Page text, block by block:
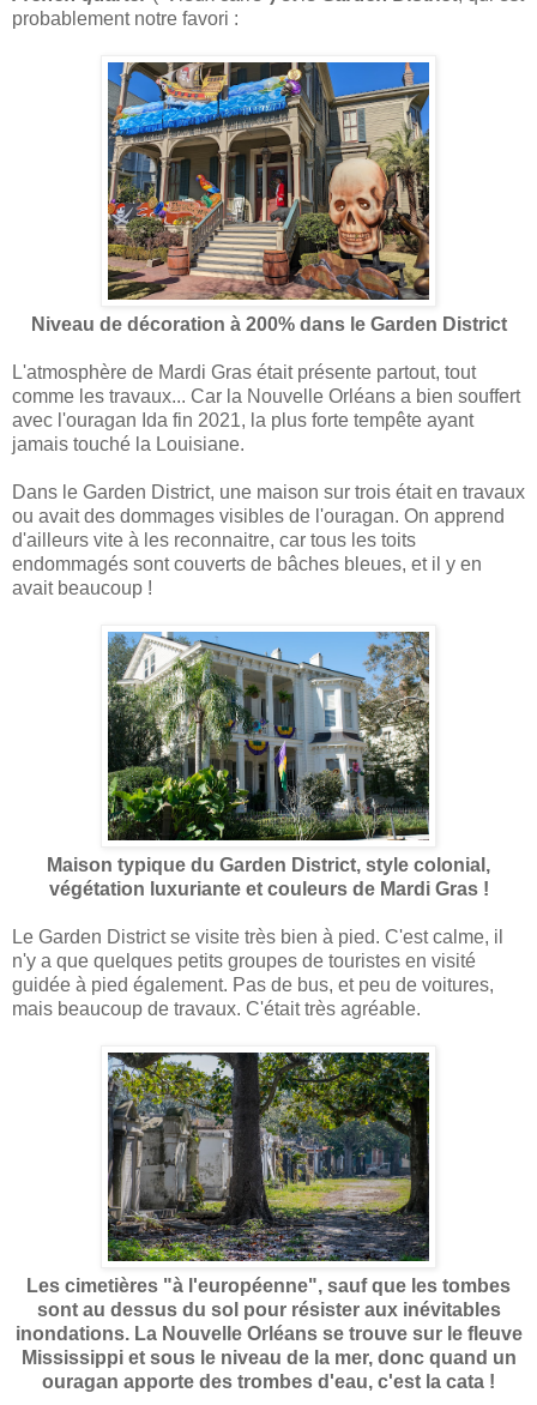
probablement notre favori :
Niveau de décoration à 200% dans le Garden District
L'atmosphère de Mardi Gras était présente partout, tout
comme les travaux... Car la Nouvelle Orléans a bien souffert
avec l'ouragan Ida fin 2021, la plus forte tempête ayant
jamais touché la Louisiane.
Dans le Garden District, une maison sur trois était en travaux
ou avait des dommages visibles de l'ouragan. On apprend
d'ailleurs vite à les reconnaitre, car tous les toits
endommagés sont couverts de bâches bleues, et il y en
avait beaucoup !
Maison typique du Garden District, style colonial,
végétation luxuriante et couleurs de Mardi Gras !
Le Garden District se visite très bien à pied. C'est calme, il
n'y a que quelques petits groupes de touristes en visité
guidée à pied également. Pas de bus, et peu de voitures,
mais beaucoup de travaux. C'était très agréable.
Les cimetières "à l'européenne", sauf que les tombes
sont au dessus du sol pour résister aux inévitables
inondations. La Nouvelle Orléans se trouve sur le fleuve
Mississippi et sous le niveau de la mer, donc quand un
ouragan apporte des trombes d'eau, c'est la cata !